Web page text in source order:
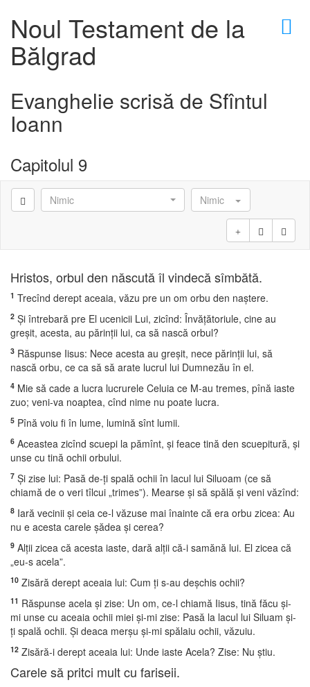
×
Noul Testament de la
Bălgrad
Evanghelie scrisă de Sfîntul
Ioann
Capitolul 9
Nimic Nimic
Hristos, orbul den născută îl vindecă sîmbătă.
1 Trecînd derept aceaia, văzu pre un om orbu den naştere.
2 Şi întrebară pre El ucenicii Lui, zicînd: Învăţătoriule, cine au
greşit, acesta, au părinţii lui, ca să nască orbul?
3 Răspunse Iisus: Nece acesta au greşit, nece părinţii lui, să
nască orbu, ce ca să să arate lucrul lui Dumnezău în el.
4 Mie să cade a lucra lucrurele Celuia ce M-au tremes, pînă iaste
zuo; veni-va noaptea, cînd nime nu poate lucra.
5 Pînă voiu fi în lume, lumină sînt lumii.
6 Aceastea zicînd scuepi la pămînt, şi feace tină den scuepitură, şi
unse cu tină ochii orbului.
7 Şi zise lui: Pasă de-ţi spală ochii în lacul lui Siluoam (ce să
chiamă de o veri tîlcui „trimes”). Mearse şi să spălă şi veni văzînd:
8 Iară vecinii şi ceia ce-l văzuse mai înainte că era orbu zicea: Au
nu e acesta carele şădea şi cerea?
9 Alţii zicea că acesta iaste, dară alţii că-i samănă lui. El zicea că
„eu-s acela”.
10 Zisără derept aceaia lui: Cum ţi s-au deşchis ochii?
11 Răspunse acela şi zise: Un om, ce-l chiamă Iisus, tină făcu şi-
mi unse cu aceaia ochii miei şi-mi zise: Pasă la lacul lui Siluam şi-
ţi spală ochii. Şi deaca merşu şi-mi spălaiu ochii, văzuiu.
12 Zisără-i derept aceaia lui: Unde iaste Acela? Zise: Nu ştiu.
Carele să pritci mult cu fariseii.